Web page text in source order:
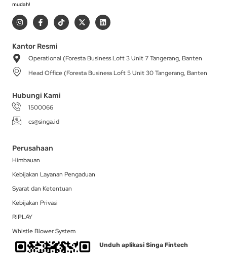
mudah!
I
n
s
a
g
r
a
m
F
a
c
b
o
-
T
i
k
X
-
t
t
r
L
i
n
i
Kantor Resmi
Operational (Foresta Business Loft 3 Unit 7 Tangerang, Banten
Head Office (Foresta Business Loft 5 Unit 30 Tangerang, Banten
Hubungi Kami
1500066
cs@singa.id
Perusahaan
Himbauan
Kebijakan Layanan Pengaduan
Syarat dan Ketentuan
Kebijakan Privasi
RIPLAY
Whistle Blower System
Unduh aplikasi Singa Fintech